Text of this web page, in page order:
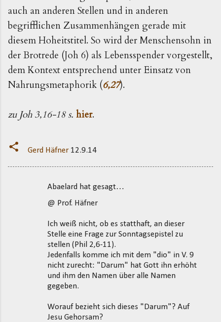
auch an anderen Stellen und in anderen
begrifflichen Zusammenhängen gerade mit
diesem Hoheitstitel. So wird der Menschensohn in
der Brotrede (Joh 6) als Lebensspender vorgestellt,
dem Kontext entsprechend unter Einsatz von
Nahrungsmetaphorik (6,27).
zu Joh 3,16-18 s. hier.
Gerd Häfner 12.9.14
Abaelard hat gesagt…
@ Prof. Häfner
Ich weiß nicht, ob es statthaft, an dieser
Stelle eine Frage zur Sonntagsepistel zu
stellen (Phil 2,6-11).
Jedenfalls komme ich mit dem "dio" in V. 9
nicht zurecht: "Darum" hat Gott ihn erhöht
und ihm den Namen über alle Namen
gegeben.
Worauf bezieht sich dieses "Darum"? Auf
Jesu Gehorsam?